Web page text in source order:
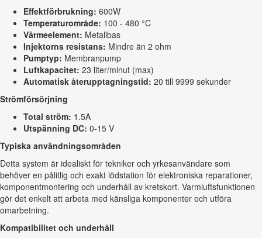
Effektförbrukning: 600W
Temperaturområde: 100 - 480 °C
Värmeelement: Metallbas
Injektorns resistans: Mindre än 2 ohm
Pumptyp: Membranpump
Luftkapacitet: 23 liter/minut (max)
Automatisk återupptagningstid: 20 till 9999 sekunder
Strömförsörjning
Total ström: 1.5A
Utspänning DC: 0-15 V
Typiska användningsområden
Detta system är idealiskt för tekniker och yrkesanvändare som
behöver en pålitlig och exakt lödstation för elektroniska reparationer,
komponentmontering och underhåll av kretskort. Varmluftsfunktionen
gör det enkelt att arbeta med känsliga komponenter och utföra
omarbetning.
Kompatibilitet och underhåll